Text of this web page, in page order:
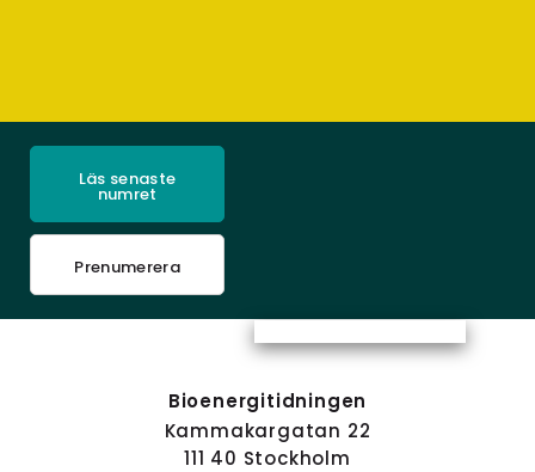
Läs senaste
numret
Prenumerera
Bioenergitidningen
Kammakargatan 22
111 40 Stockholm